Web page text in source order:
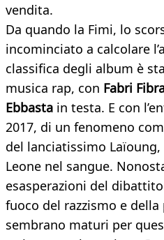
vendita.
Da quando la Fimi, lo
incominciato a calcolare
classifica degli album è
musica rap, con Fabri
Ebbasta in testa. E con
2017, di un fenomeno
del lanciatissimo
Leone nel sangue.
esasperazioni del
fuoco del razzismo e
sembrano maturi per